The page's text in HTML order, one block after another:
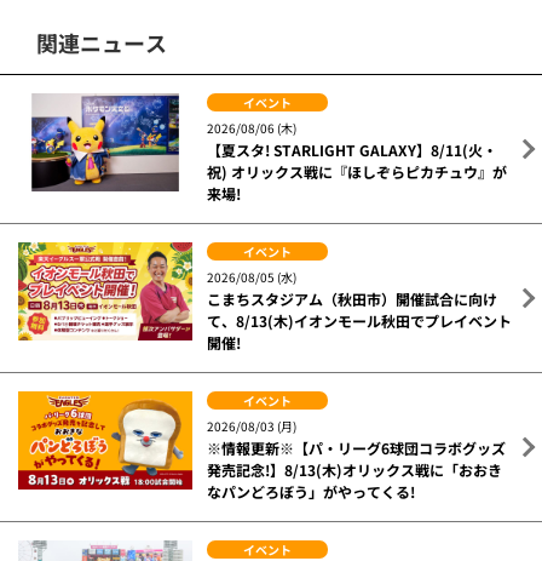
関連ニュース
イベント
2026/08/06 (木)
【夏スタ! STARLIGHT GALAXY】8/11(火・
祝) オリックス戦に『ほしぞらピカチュウ』が
来場!
イベント
2026/08/05 (水)
こまちスタジアム（秋田市）開催試合に向け
て、8/13(木)イオンモール秋田でプレイベント
開催!
イベント
2026/08/03 (月)
※情報更新※【パ・リーグ6球団コラボグッズ
発売記念!】8/13(木)オリックス戦に「おおき
なパンどろぼう」がやってくる!
イベント